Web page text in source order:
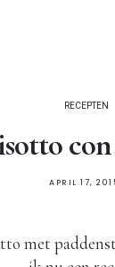
RECEPTEN
APRIL 17,
met